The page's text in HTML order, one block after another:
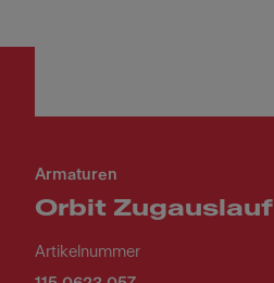
Armaturen
Orbit Zugauslauf
Artikelnummer